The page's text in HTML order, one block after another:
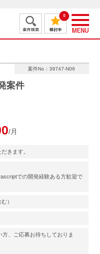
0
案件No：39747-N06
案件
/月
きます。
での開発経験ある方歓迎で
）
、ご応募お待ちしておりま